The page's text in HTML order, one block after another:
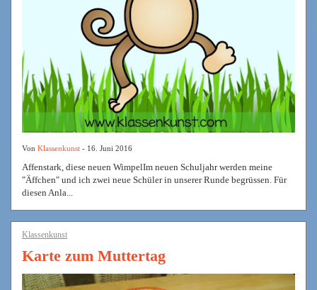
Von Klassenkunst - 16. Juni 2016
Affenstark, diese neuen WimpelIm neuen Schuljahr werden meine
"Äffchen" und ich zwei neue Schüler in unserer Runde begrüssen. Für
diesen Anla...
Klassenkunst
Karte zum Muttertag